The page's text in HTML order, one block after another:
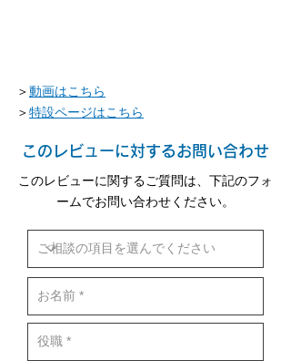
＞動画はこちら
＞特設ページはこちら
このレビューに対するお問い合わせ
このレビューに関するご質問は、下記のフォ
ームでお問い合わせください。